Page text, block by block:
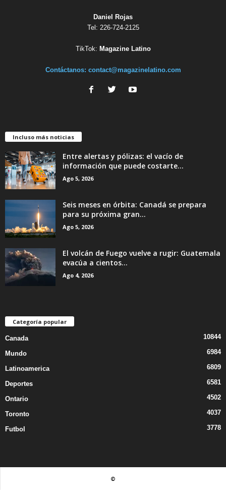
Daniel Rojas
Tel: 226-724-2125
TikTok: Magazine Latino
Contáctanos: contact@magazinelatino.com
Incluso más noticias
Entre alertas y pólizas: el vacío de
información que puede costarte...
Ago 5, 2026
Seis meses en órbita: Canadá se prepara
para su próxima gran...
Ago 5, 2026
El volcán de Fuego vuelve a rugir: Guatemala
evacúa a cientos...
Ago 4, 2026
Categoría popular
Canada 10844
Mundo 6984
Latinoamerica 6809
Deportes 6581
Ontario 4502
Toronto 4037
Futbol 3778
©